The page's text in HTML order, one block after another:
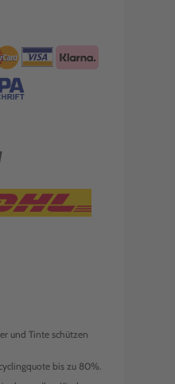
und Tinte schützen
bis zu 80%.